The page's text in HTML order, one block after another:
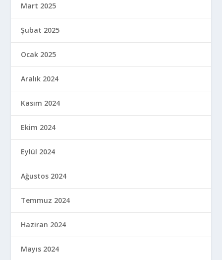
Mart 2025
Şubat 2025
Ocak 2025
Aralık 2024
Kasım 2024
Ekim 2024
Eylül 2024
Ağustos 2024
Temmuz 2024
Haziran 2024
Mayıs 2024